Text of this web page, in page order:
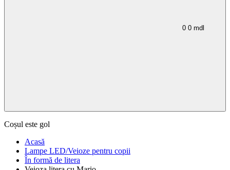
0 0 mdl
Coșul este gol
Acasă
Lampe LED/Veioze pentru copii
În formă de litera